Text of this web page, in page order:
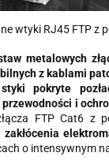
wtyki RJ45 FTP z
metalowych
z kablami
pokryte
i
FTP Cat6 z
o intensywnym